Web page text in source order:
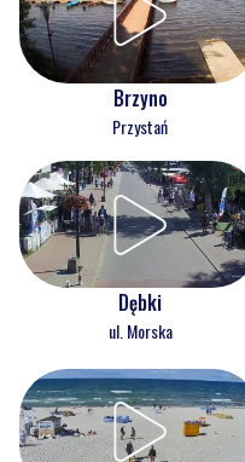
Brzyno
Przystań
Dębki
ul. Morska